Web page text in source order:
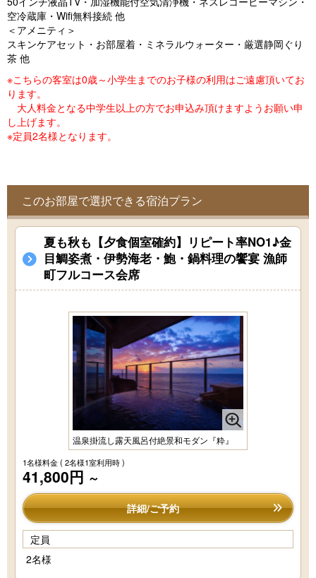
空冷蔵庫・Wifi無料接続 他
＜アメニティ＞
スキンケアセット・お部屋着・ミネラルウォーター・厳選静岡ぐり
茶 他
※こちらの客室は0歳～小学生までのお子様の利用はご遠慮頂いてお
ります。
大人料金となる中学生以上の方でお申込み頂けますようお願い申
し上げます。
※定員2名様となります。
このお部屋で選択できる宿泊プラン
夏も秋も【夕食個室確約】リピート率NO1♪金
目鯛姿煮・伊勢海老・鮑・鍋料理の饗宴 漁師
町フルコース会席
温泉掛流し露天風呂付絶景和モダン『粋』
1名様料金( 2名様1室利用時 )
41,800円 ～
詳細/ご予約
定員
2名様